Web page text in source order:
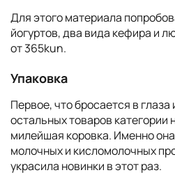
Для этого материала
йогуртов, два вида кефира и
от 365kun.
Упаковка
Первое, что бросается в
остальных товаров
милейшая коровка. Именно
молочных и кисломолочных
украсила новинки в этот раз.